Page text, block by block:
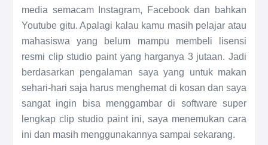
media semacam Instagram, Facebook dan bahkan
Youtube gitu. Apalagi kalau kamu masih pelajar atau
mahasiswa yang belum mampu membeli lisensi
resmi clip studio paint yang harganya 3 jutaan. Jadi
berdasarkan pengalaman saya yang untuk makan
sehari-hari saja harus menghemat di kosan dan saya
sangat ingin bisa menggambar di software super
lengkap clip studio paint ini, saya menemukan cara
ini dan masih menggunakannya sampai sekarang.